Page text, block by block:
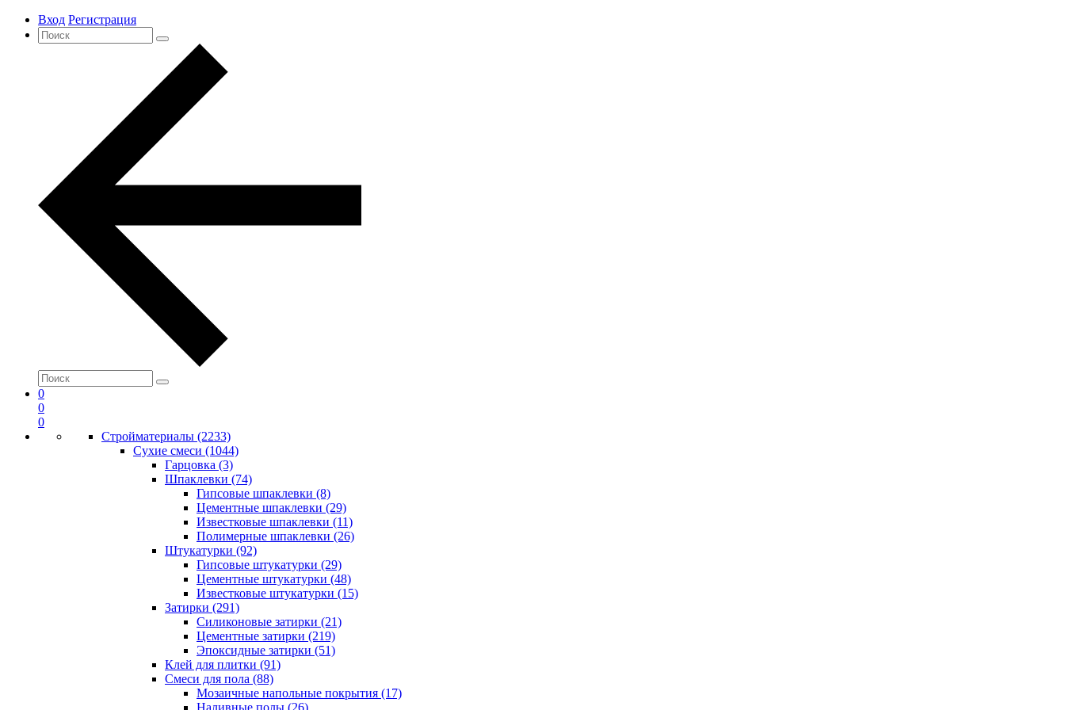
Вход Регистрация
0
0
0
Стройматериалы (2233)
Сухие смеси (1044)
Гарцовка (3)
Шпаклевки (74)
Гипсовые шпаклевки (8)
Цементные шпаклевки (29)
Известковые шпаклевки (11)
Полимерные шпаклевки (26)
Штукатурки (92)
Гипсовые штукатурки (29)
Цементные штукатурки (48)
Известковые штукатурки (15)
Затирки (291)
Силиконовые затирки (21)
Цементные затирки (219)
Эпоксидные затирки (51)
Клей для плитки (91)
Смеси для пола (88)
Мозаичные напольные покрытия (17)
Наливные полы (26)